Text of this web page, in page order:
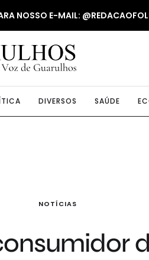
NOSSO E-MAIL:
DIVERSOS SAÚDE
NOTÍCIAS